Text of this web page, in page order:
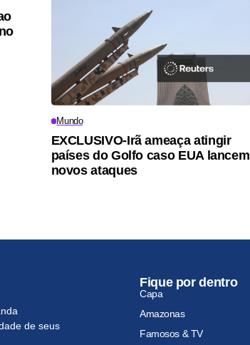
Mundo
EXCLUSIVO-Irã ameaça atingir
países do Golfo caso EUA lancem
novos ataques
de seus
Fique por dentro
Capa
Amazonas
Famosos & TV